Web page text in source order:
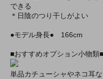
できる
＊日陰のつり干しがよい
●モデル身長● 166cm
■おすすめオプション小物類■
単品カチューシャやネコ耳